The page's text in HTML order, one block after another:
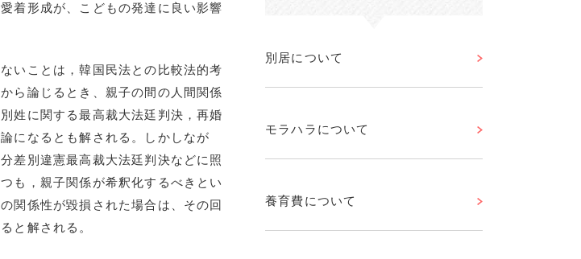
着形成が、こどもの発達に良い影響
いことは，韓国民法との比較法的考
ら論じるとき、親子の間の人間関係
姓に関する最高裁大法廷判決，再婚
になるとも解される。しかしなが
差別違憲最高裁大法廷判決などに照
も，親子関係が希釈化するべきとい
関係性が毀損された場合は、その回
と解される。
別居について
モラハラについて
養育費について